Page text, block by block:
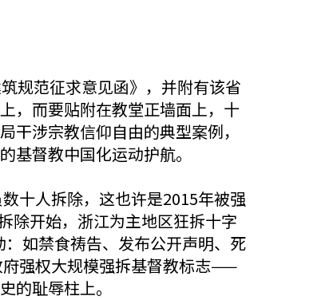
规范征求意见函》，并附有该省
，而要贴附在教堂正墙面上，十
涉宗教信仰自由的典型案例，
督教中国化运动护航。
十人拆除，这也许是2015年被强
除开始，浙江为主地区狂拆十字
如禁食祷告、发布公开声明、死
府强权大规模强拆基督教标志——
的耻辱柱上。